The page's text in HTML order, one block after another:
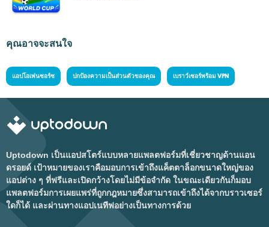
คุณอาจจะสนใจ
แอปโอเพ่นซอร์ซ ปกป้องความเป็นส่วนตัวของคุณ เบราว์เซอร์พร้อม VPN
Uptodown เป็นแอปสโตร์แบบหลายแพลตฟอร์มที่เชี่ยวชาญด้านแอน
ดรอยด์ เป้าหมายของเราคือมอบการเข้าถึงแค็ตตาล็อกขนาดใหญ่ของ
แอปต่าง ๆ ที่ฟรีและเปิดกว้างโดยไม่มีข้อจำกัด ในขณะเดียวกันก็มอบ
แพลตฟอร์มการเผยแพร่ที่ถูกกฎหมายซึ่งสามารถเข้าถึงได้จากบราวเซอร์
ใดก็ได้ และผ่านทางแอปเนทีฟอย่างเป็นทางการด้วย